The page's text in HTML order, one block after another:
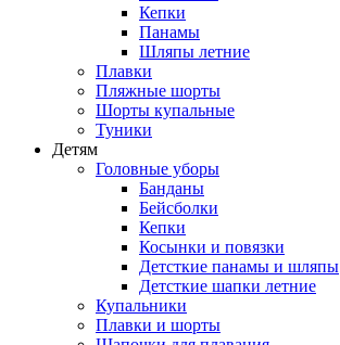
Кепки
Панамы
Шляпы летние
Плавки
Пляжные шорты
Шорты купальные
Туники
Детям
Головные уборы
Банданы
Бейсболки
Кепки
Косынки и повязки
Детсткие панамы и шляпы
Детсткие шапки летние
Купальники
Плавки и шорты